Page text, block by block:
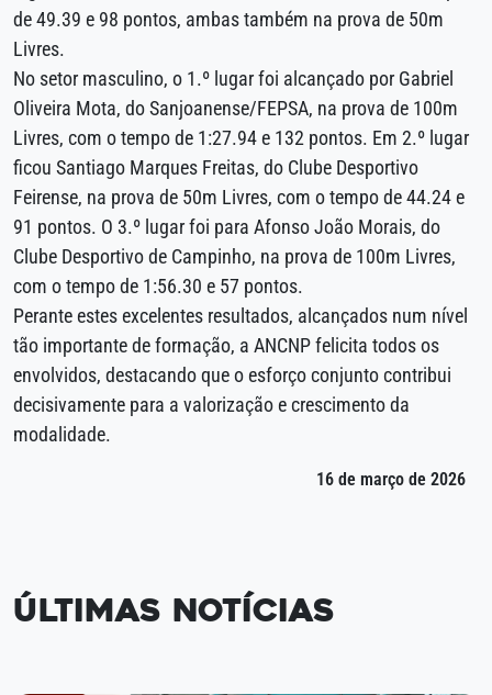
de 49.39 e 98 pontos, ambas também na prova de 50m
Livres.
No setor masculino, o 1.º lugar foi alcançado por Gabriel
Oliveira Mota, do Sanjoanense/FEPSA, na prova de 100m
Livres, com o tempo de 1:27.94 e 132 pontos. Em 2.º lugar
ficou Santiago Marques Freitas, do Clube Desportivo
Feirense, na prova de 50m Livres, com o tempo de 44.24 e
91 pontos. O 3.º lugar foi para Afonso João Morais, do
Clube Desportivo de Campinho, na prova de 100m Livres,
com o tempo de 1:56.30 e 57 pontos.
Perante estes excelentes resultados, alcançados num nível
tão importante de formação, a ANCNP felicita todos os
envolvidos, destacando que o esforço conjunto contribui
decisivamente para a valorização e crescimento da
modalidade.
16 de março de 2026
Últimas Notícias